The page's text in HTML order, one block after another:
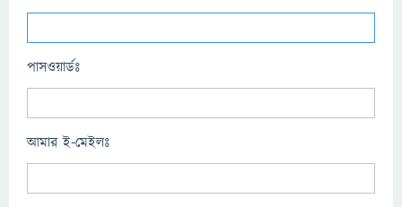
পাসওয়ার্ডঃ
আমার ই-মেইলঃ